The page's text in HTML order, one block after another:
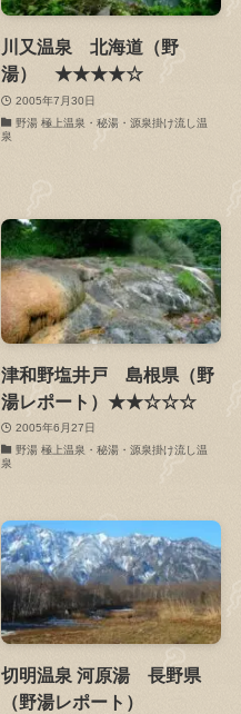
川又温泉 北海道（野
湯） ★★★★☆
2005年7月30日
野湯 極上温泉・秘湯・源泉掛け流し温
泉
津和野塩井戸 島根県（野
湯レポート）★★☆☆☆
2005年6月27日
野湯 極上温泉・秘湯・源泉掛け流し温
泉
切明温泉 河原湯 長野県
（野湯レポート）